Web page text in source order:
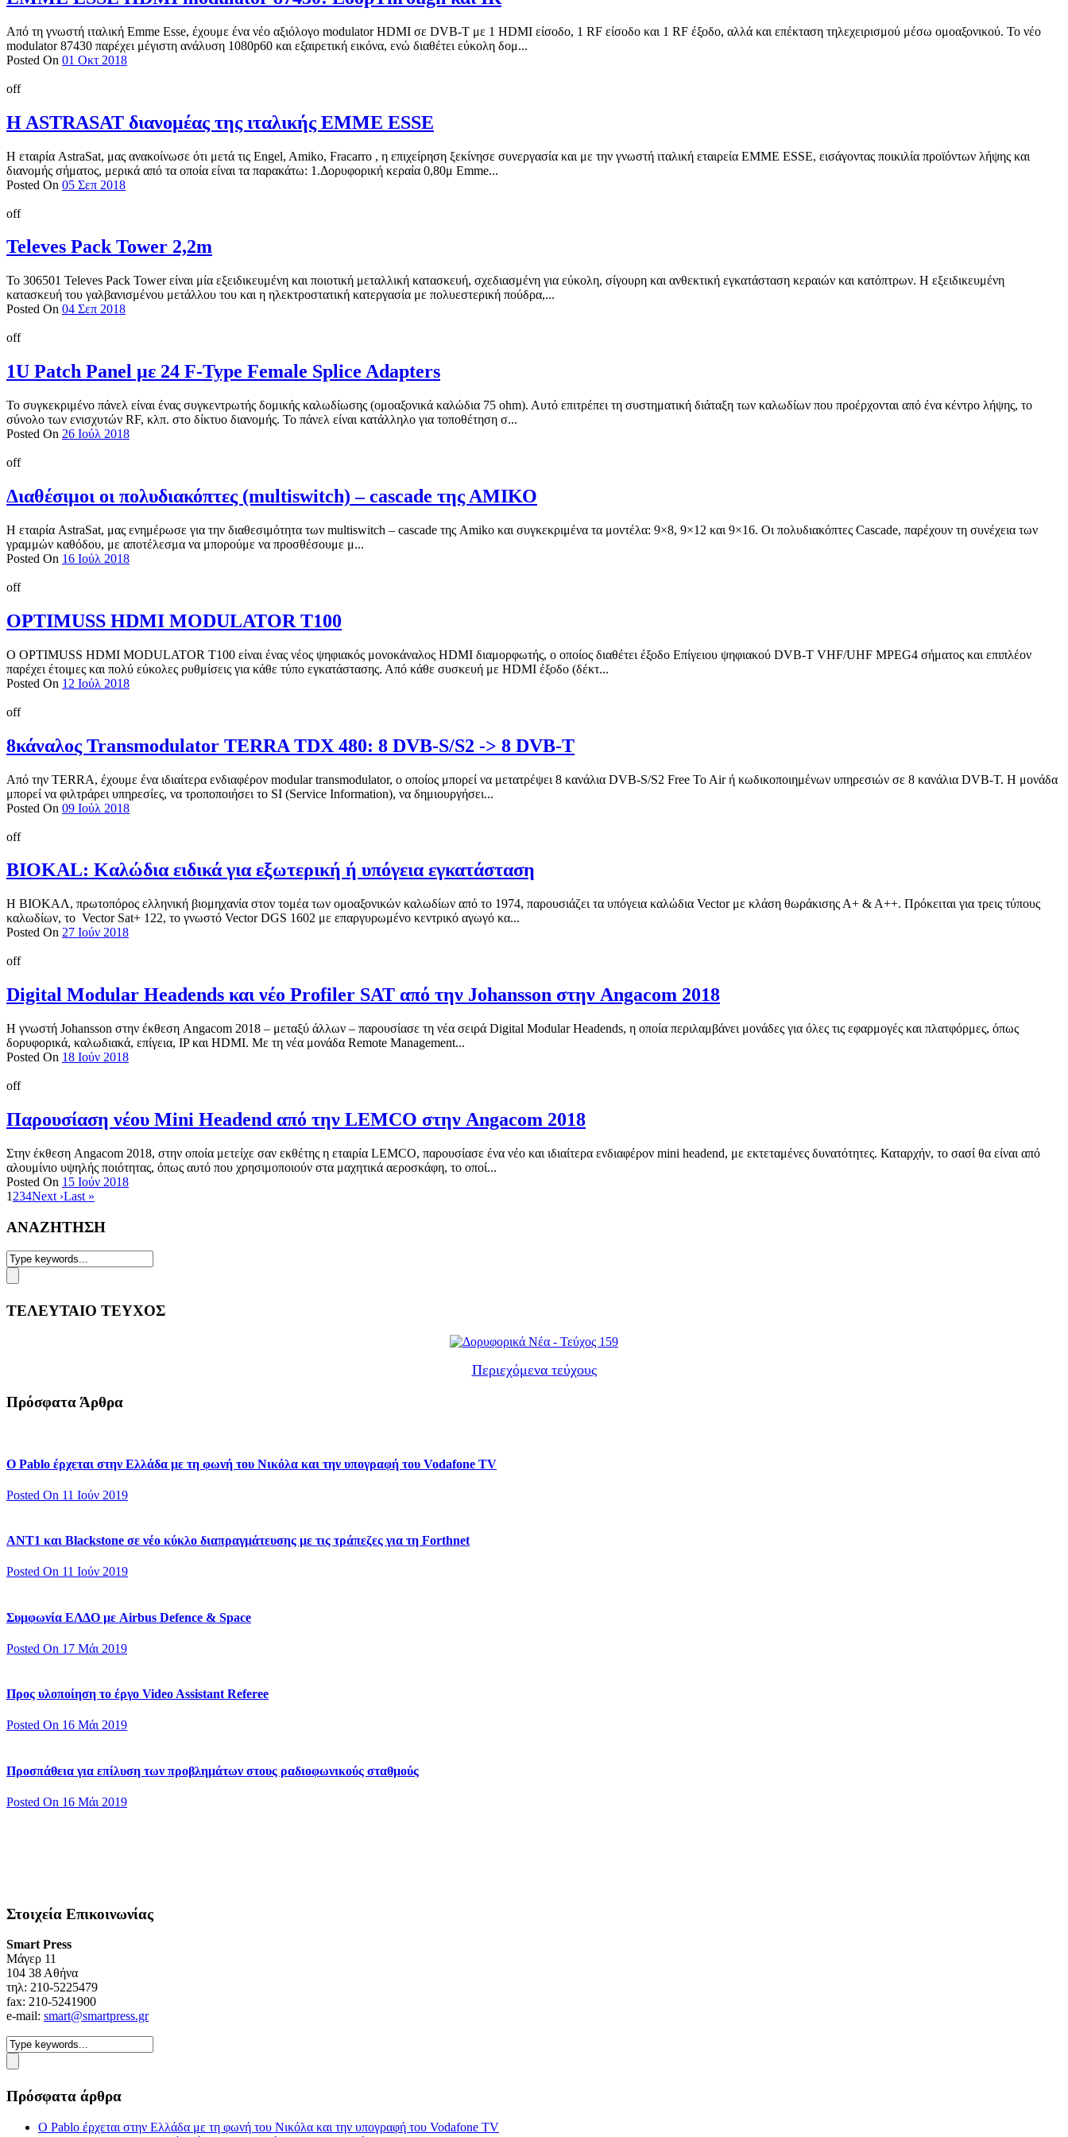
Από τη γνωστή ιταλική Emme Esse, έχουμε ένα νέο αξιόλογο modulator HDMI σε DVB-T με 1 HDMI είσοδο, 1 RF είσοδο και 1 RF έξοδο, αλλά και επέκταση τηλεχειρισμού μέσω ομοαξονικού. Το νέο
modulator 87430 παρέχει μέγιστη ανάλυση 1080p60 και εξαιρετική εικόνα, ενώ διαθέτει εύκολη δομ...
Posted On 01 Οκτ 2018
off
H ASTRASAT διανομέας της ιταλικής EMME ESSE
Η εταιρία AstraSat, μας ανακοίνωσε ότι μετά τις Engel, Amiko, Fracarro , η επιχείρηση ξεκίνησε συνεργασία και με την γνωστή ιταλική εταιρεία EMME ESSE, εισάγοντας ποικιλία προϊόντων λήψης και
διανομής σήματος, μερικά από τα οποία είναι τα παρακάτω: 1.Δορυφορική κεραία 0,80μ Emme...
Posted On 05 Σεπ 2018
off
Televes Pack Tower 2,2m
Το 306501 Televes Pack Tower είναι μία εξειδικευμένη και ποιοτική μεταλλική κατασκευή, σχεδιασμένη για εύκολη, σίγουρη και ανθεκτική εγκατάσταση κεραιών και κατόπτρων. Η εξειδικευμένη
κατασκευή του γαλβανισμένου μετάλλου του και η ηλεκτροστατική κατεργασία με πολυεστερική πούδρα,...
Posted On 04 Σεπ 2018
off
1U Patch Panel με 24 F-Type Female Splice Adapters
Το συγκεκριμένο πάνελ είναι ένας συγκεντρωτής δομικής καλωδίωσης (ομοαξονικά καλώδια 75 ohm). Αυτό επιτρέπει τη συστηματική διάταξη των καλωδίων που προέρχονται από ένα κέντρο λήψης, το
σύνολο των ενισχυτών RF, κλπ. στο δίκτυο διανομής. Το πάνελ είναι κατάλληλο για τοποθέτηση σ...
Posted On 26 Ιούλ 2018
off
Διαθέσιμοι οι πολυδιακόπτες (multiswitch) – cascade της ΑΜΙΚΟ
Η εταιρία AstraSat, μας ενημέρωσε για την διαθεσιμότητα των multiswitch – cascade της Amiko και συγκεκριμένα τα μοντέλα: 9×8, 9×12 και 9×16. Οι πολυδιακόπτες Cascade, παρέχουν τη συνέχεια των
γραμμών καθόδου, με αποτέλεσμα να μπορούμε να προσθέσουμε μ...
Posted On 16 Ιούλ 2018
off
OPTIMUSS HDMI MODULATOR T100
Ο ΟPTIMUSS HDMI MODULATOR T100 είναι ένας νέος ψηφιακός μονοκάναλος HDMI διαμορφωτής, ο οποίος διαθέτει έξοδο Επίγειου ψηφιακού DVB-T VHF/UHF MPEG4 σήματος και επιπλέον
παρέχει έτοιμες και πολύ εύκολες ρυθμίσεις για κάθε τύπο εγκατάστασης. Από κάθε συσκευή με HDMI έξοδο (δέκτ...
Posted On 12 Ιούλ 2018
off
8κάναλος Transmodulator TERRA TDX 480: 8 DVB-S/S2 -> 8 DVB-T
Από την TERRA, έχουμε ένα ιδιαίτερα ενδιαφέρον modular transmodulator, ο οποίος μπορεί να μετατρέψει 8 κανάλια DVB-S/S2 Free To Air ή κωδικοποιημένων υπηρεσιών σε 8 κανάλια DVB-T. Η μονάδα
μπορεί να φιλτράρει υπηρεσίες, να τροποποιήσει το SI (Service Information), να δημιουργήσει...
Posted On 09 Ιούλ 2018
off
ΒΙΟΚΑL: Καλώδια ειδικά για εξωτερική ή υπόγεια εγκατάσταση
Η ΒΙΟΚΑΛ, πρωτοπόρος ελληνική βιομηχανία στον τομέα των ομοαξονικών καλωδίων από το 1974, παρουσιάζει τα υπόγεια καλώδια Vector με κλάση θωράκισης Α+ & Α++. Πρόκειται για τρεις τύπους
καλωδίων, το Vector Sat+ 122, το γνωστό Vector DGS 1602 με επαργυρωμένο κεντρικό αγωγό κα...
Posted On 27 Ιούν 2018
off
Digital Modular Headends και νέο Profiler SAT από την Johansson στην Angacom 2018
Η γνωστή Johansson στην έκθεση Angacom 2018 – μεταξύ άλλων – παρουσίασε τη νέα σειρά Digital Modular Headends, η οποία περιλαμβάνει μονάδες για όλες τις εφαρμογές και πλατφόρμες, όπως
δορυφορικά, καλωδιακά, επίγεια, IP και HDMI. Με τη νέα μονάδα Remote Management...
Posted On 18 Ιούν 2018
off
Παρουσίαση νέου Mini Headend από την LEMCO στην Angacom 2018
Στην έκθεση Angacom 2018, στην οποία μετείχε σαν εκθέτης η εταιρία LEMCO, παρουσίασε ένα νέο και ιδιαίτερα ενδιαφέρον mini headend, με εκτεταμένες δυνατότητες. Καταρχήν, το σασί θα είναι από
αλουμίνιο υψηλής ποιότητας, όπως αυτό που χρησιμοποιούν στα μαχητικά αεροσκάφη, το οποί...
Posted On 15 Ιούν 2018
1 234Next ›Last »
ΑΝΑΖΗΤΗΣΗ
ΤΕΛΕΥΤΑΙΟ ΤΕΥΧΟΣ
Περιεχόμενα τεύχους
Πρόσφατα Άρθρα
Ο Pablo έρχεται στην Ελλάδα με τη φωνή του Νικόλα και την υπογραφή του Vodafone TV
Posted On 11 Ιούν 2019
ΑΝΤ1 και Blackstone σε νέο κύκλο διαπραγμάτευσης με τις τράπεζες για τη Forthnet
Posted On 11 Ιούν 2019
Συμφωνία ΕΛΔΟ με Airbus Defence & Space
Posted On 17 Μάι 2019
Προς υλοποίηση το έργο Video Assistant Referee
Posted On 16 Μάι 2019
Προσπάθεια για επίλυση των προβλημάτων στους ραδιοφωνικούς σταθμούς
Posted On 16 Μάι 2019
Στοιχεία Επικοινωνίας
Smart Press
Mάγερ 11
104 38 Αθήνα
τηλ: 210-5225479
fax: 210-5241900
e-mail: smart@smartpress.gr
Πρόσφατα άρθρα
Ο Pablo έρχεται στην Ελλάδα με τη φωνή του Νικόλα και την υπογραφή του Vodafone TV